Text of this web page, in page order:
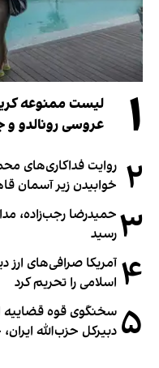
۱
عروسی رونالدو و
۲ خوابیدن زیر آسمان
۳ حمیدرضا رجب‌زاده،
رسید
۴ آمریکا صرافی‌های
اسلامی را تحریم کرد
۵ سخنگوی قوه قضاییه
دبیر‌کل حزب‌الله